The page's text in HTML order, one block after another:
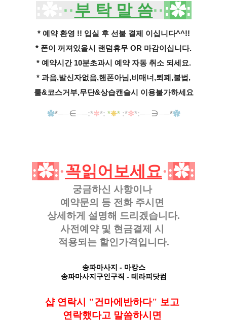
··부 탁 말 씀··:✿:
* 예약 환영 !! 입실 후 선불 결제 이십니다^^!!
* 폰이 꺼져있을시 랜덤휴무 OR 마감이십니다.
* 예약시간 10분초과시 예약 자동 취소 되세요.
* 과음,발신자없음,핸폰아님,비매너,퇴폐,불법,
룰&코스거부,무단&상습캔슬시 이용불가하세요
✿*──∈──:*✼*: *❉* :*✼*:──∋──*✿
:✿:·꼭읽어보세요·:✿:
궁금하신 사항이나
예약문의 등 전화 주시면
상세하게 설명해 드리겠습니다.
사전예약 및 현금결제 시
적용되는 할인가격입니다.
송파마사지 - 마캉스
송파마사지구인구직 - 테라피닷컴
샵 연락시 "건마에반하다" 보고
연락했다고 말씀하시면